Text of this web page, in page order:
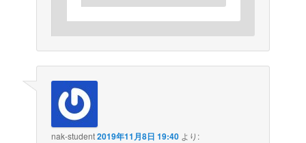
nak-student2019年11月8日 19:40 より: